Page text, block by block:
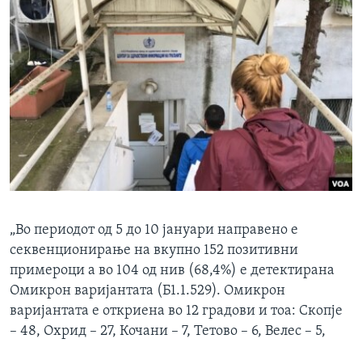
„Во периодот од 5 до 10 јануари направено е
секвенционирање на вкупно 152 позитивни
примероци а во 104 од нив (68,4%) е детектирана
Омикрон варијантата (Б1.1.529). Омикрон
варијантата е откриена во 12 градови и тоа: Скопје
– 48, Охрид – 27, Кочани – 7, Тетово – 6, Велес – 5,